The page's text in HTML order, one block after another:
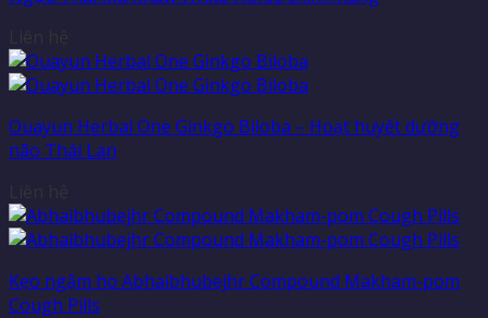
Ouayun Herbal One Ginkgo Biloba – Hoạt huyết dưỡng
não Thái Lan
Kẹo ngậm ho Abhaibhubejhr Compound Makham-pom
Cough Pills